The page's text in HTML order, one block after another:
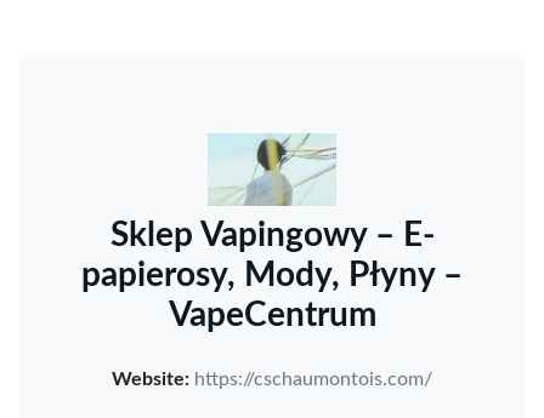
Sklep Vapingowy – E-
papierosy, Mody, Płyny –
VapeCentrum
Website: https://cschaumontois.com/